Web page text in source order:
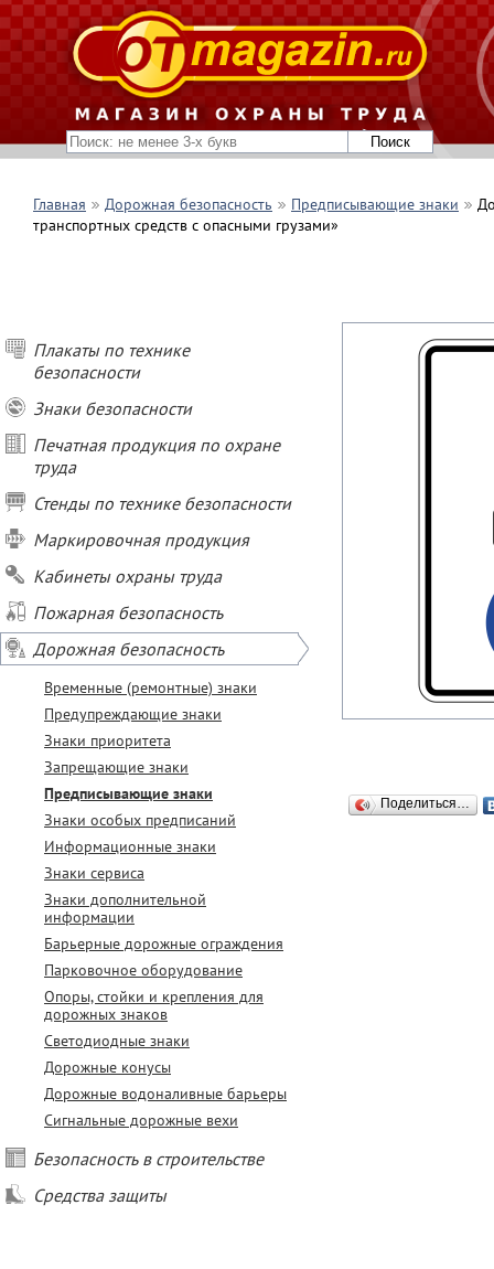
Главная Дорожная безопасность Предписывающие знаки
транспортных средств с опасными грузами»
Плакаты по технике
безопасности
Знаки безопасности
Печатная продукция по охране
труда
Стенды по технике безопасности
Маркировочная продукция
Кабинеты охраны труда
Пожарная безопасность
Дорожная безопасность
Временные (ремонтные) знаки
Предупреждающие знаки
Знаки приоритета
Запрещающие знаки
Предписывающие знаки
Знаки особых предписаний
Информационные знаки
Знаки сервиса
Знаки дополнительной
информации
Барьерные дорожные ограждения
Парковочное оборудование
Опоры, стойки и крепления для
дорожных знаков
Светодиодные знаки
Дорожные конусы
Дорожные водоналивные барьеры
Сигнальные дорожные вехи
Безопасность в строительстве
Средства защиты
Поделиться…